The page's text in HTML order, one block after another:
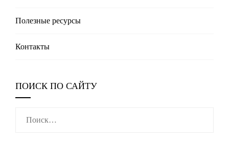
Полезные реcурсы
Контакты
ПОИСК ПО САЙТУ